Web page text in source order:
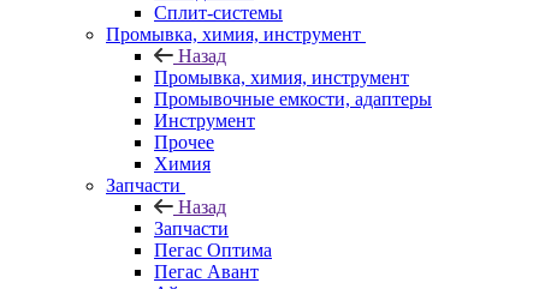
Сплит-системы
Промывка, химия, инструмент
Назад
Промывка, химия, инструмент
Промывочные емкости, адаптеры
Инструмент
Прочее
Химия
Запчасти
Назад
Запчасти
Пегас Оптима
Пегас Авант